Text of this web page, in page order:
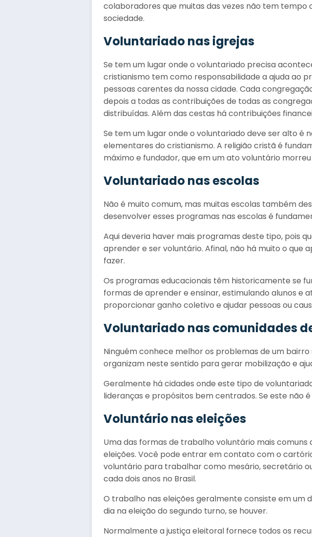
colaboradores que muitas das vezes não tem
sociedade.
Voluntariado nas igrejas
Se tem um lugar onde o voluntariado precisa
cristianismo tem como responsabilidade a ajuda ao
pessoas carentes da nossa cidade. Cada
depois a todas as contribuições de todas as
distribuídas. Além das cestas há contribuições
Se tem um lugar onde o voluntariado deve ser alto é
elementares do cristianismo. A religião cristã é
máximo e fundador, que em um ato voluntário
Voluntariado nas escolas
Não é muito comum, mas muitas escolas também
desenvolver esses programas nas escolas é
Aqui deveria haver mais programas deste tipo, pois
aprender e ser voluntário. Afinal, não há muito o que
fazer.
Os programas educacionais têm historicamente se
formas de aprender e ensinar, estimulando alunos e
proporcionar ganho coletivo e ajudar pessoas ou
Voluntariado nas comunidades
Ninguém conhece melhor os problemas de um
organizam neste sentido para gerar mobilização e
Geralmente há cidades onde este tipo de
lideranças e propósitos bem centrados. Se este não
Voluntário nas eleições
Uma das formas de trabalho voluntário mais
eleições. Você pode entrar em contato com o
voluntário para trabalhar como mesário, secretário
cada dois anos no Brasil.
O trabalho nas eleições geralmente consiste em um
dia na eleição do segundo turno, se houver.
Normalmente a justiça eleitoral fornece todos os